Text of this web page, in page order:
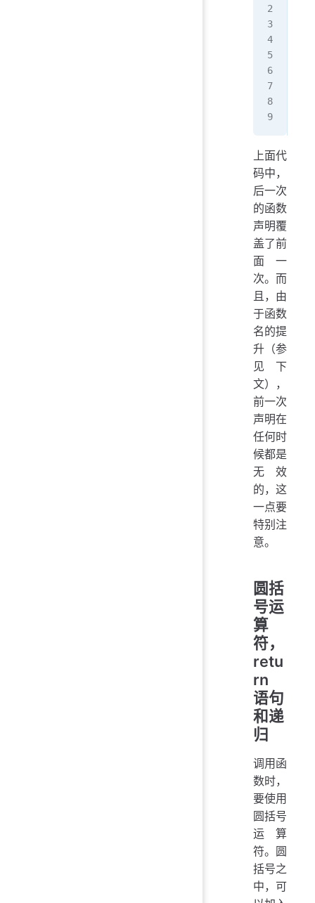
上面代
码中，
后一次
的函数
声明覆
盖了前
面一
次。而
且，由
于函数
名的提
升（参
见下
文），
前一次
声明在
任何时
候都是
无效
的，这
一点要
特别注
意。
圆括
号运
算
符，
retu
rn
语句
和递
归
调用函
数时，
要使用
圆括号
运算
符。圆
括号之
中，可